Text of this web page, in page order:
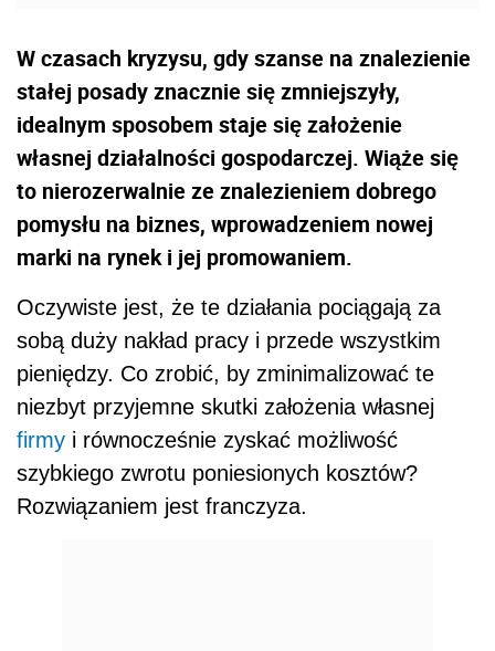
W czasach kryzysu, gdy szanse na znalezienie
stałej posady znacznie się zmniejszyły,
idealnym sposobem staje się założenie
własnej działalności gospodarczej. Wiąże się
to nierozerwalnie ze znalezieniem dobrego
pomysłu na biznes, wprowadzeniem nowej
marki na rynek i jej promowaniem.
Oczywiste jest, że te działania pociągają za
sobą duży nakład pracy i przede wszystkim
pieniędzy. Co zrobić, by zminimalizować te
niezbyt przyjemne skutki założenia własnej
firmy i równocześnie zyskać możliwość
szybkiego zwrotu poniesionych kosztów?
Rozwiązaniem jest franczyza.